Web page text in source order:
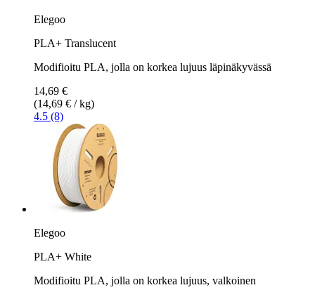
Elegoo
PLA+ Translucent
Modifioitu PLA, jolla on korkea lujuus läpinäkyvässä
14,69 €
(14,69 € / kg)
4.5 (8)
Elegoo
PLA+ White
Modifioitu PLA, jolla on korkea lujuus, valkoinen